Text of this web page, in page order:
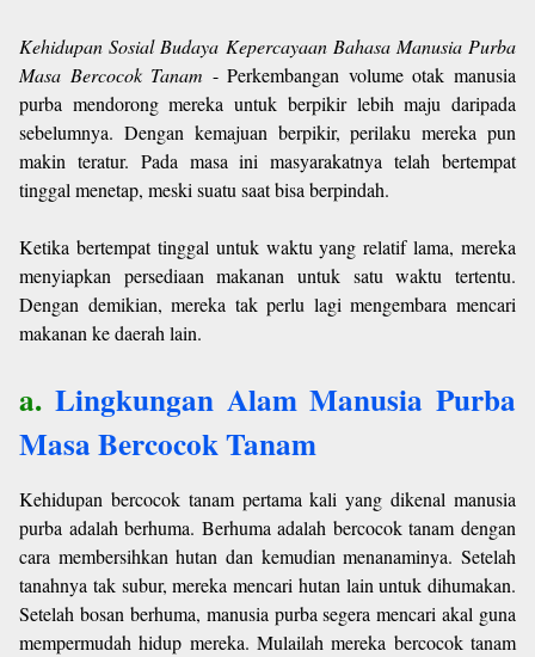
Kehidupan Sosial Budaya Kepercayaan Bahasa Manusia Purba
Masa Bercocok Tanam - Perkembangan volume otak manusia
purba mendorong mereka untuk berpikir lebih maju daripada
sebelumnya. Dengan kemajuan berpikir, perilaku mereka pun
makin teratur. Pada masa ini masyarakatnya telah bertempat
tinggal menetap, meski suatu saat bisa berpindah.
Ketika bertempat tinggal untuk waktu yang relatif lama, mereka
menyiapkan persediaan makanan untuk satu waktu tertentu.
Dengan demikian, mereka tak perlu lagi mengembara mencari
makanan ke daerah lain.
a. Lingkungan Alam Manusia Purba
Masa Bercocok Tanam
Kehidupan bercocok tanam pertama kali yang dikenal manusia
purba adalah berhuma. Berhuma adalah bercocok tanam dengan
cara membersihkan hutan dan kemudian menanaminya. Setelah
tanahnya tak subur, mereka mencari hutan lain untuk dihumakan.
Setelah bosan berhuma, manusia purba segera mencari akal guna
mempermudah hidup mereka. Mulailah mereka bercocok tanam